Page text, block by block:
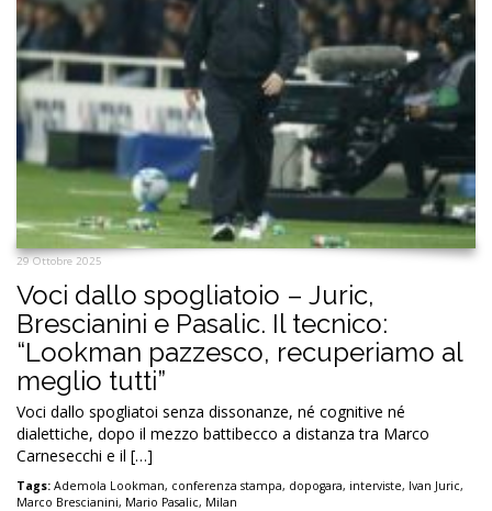
29 Ottobre 2025
Voci dallo spogliatoio – Juric,
Brescianini e Pasalic. Il tecnico:
“Lookman pazzesco, recuperiamo al
meglio tutti”
Voci dallo spogliatoi senza dissonanze, né cognitive né
dialettiche, dopo il mezzo battibecco a distanza tra Marco
Carnesecchi e il […]
Tags: Ademola Lookman, conferenza stampa, dopogara, interviste, Ivan Juric,
Marco Brescianini, Mario Pasalic, Milan